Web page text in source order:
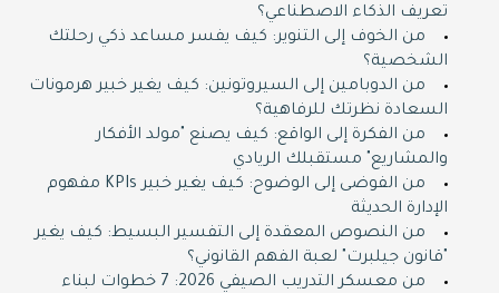
تعريف الذكاء الاصطناعي؟
من الخوف إلى التنوير: كيف يفسر مساعد ذكي رحلتك
الشخصية؟
من الدوبامين إلى السيروتونين: كيف يغير خبير هرمونات
السعادة نظرتك للرفاهية؟
من الفكرة إلى الواقع: كيف يصنع "مولد الأفكار
والمشاريع" مستقبلك الريادي
من الفوضى إلى الوضوح: كيف يغير خبير KPIs مفهوم
الإدارة الحديثة
من النصوص المعقدة إلى التفسير البسيط: كيف يغير
"قانون جيلبرت" لعبة الفهم القانوني؟
من معسكر التدريب الصيفي 2026: 7 خطوات لبناء